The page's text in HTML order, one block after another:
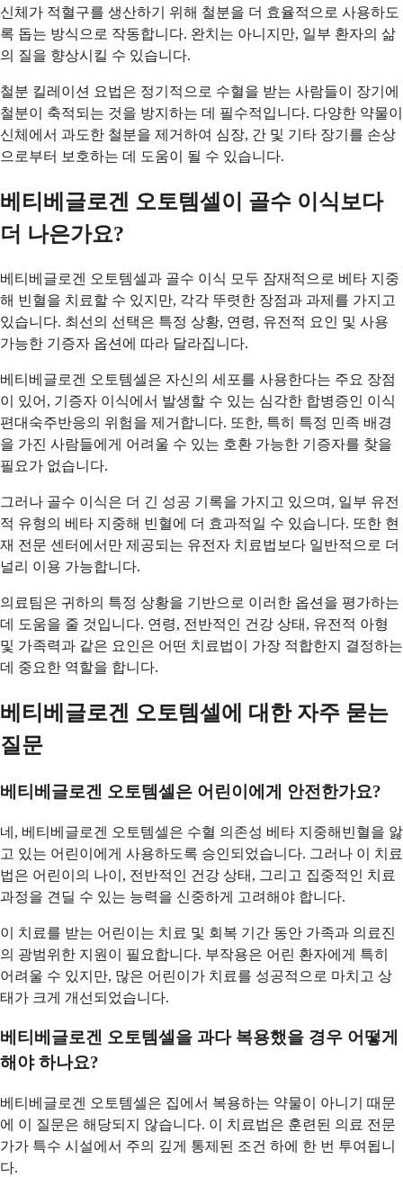
신체가 적혈구를 생산하기 위해 철분을 더 효율적으로 사용하도
록 돕는 방식으로 작동합니다. 완치는 아니지만, 일부 환자의 삶
의 질을 향상시킬 수 있습니다.
철분 킬레이션 요법은 정기적으로 수혈을 받는 사람들이 장기에
철분이 축적되는 것을 방지하는 데 필수적입니다. 다양한 약물이
신체에서 과도한 철분을 제거하여 심장, 간 및 기타 장기를 손상
으로부터 보호하는 데 도움이 될 수 있습니다.
베티베글로겐 오토템셀이 골수 이식보다
더 나은가요?
베티베글로겐 오토템셀과 골수 이식 모두 잠재적으로 베타 지중
해 빈혈을 치료할 수 있지만, 각각 뚜렷한 장점과 과제를 가지고
있습니다. 최선의 선택은 특정 상황, 연령, 유전적 요인 및 사용
가능한 기증자 옵션에 따라 달라집니다.
베티베글로겐 오토템셀은 자신의 세포를 사용한다는 주요 장점
이 있어, 기증자 이식에서 발생할 수 있는 심각한 합병증인 이식
편대숙주반응의 위험을 제거합니다. 또한, 특히 특정 민족 배경
을 가진 사람들에게 어려울 수 있는 호환 가능한 기증자를 찾을
필요가 없습니다.
그러나 골수 이식은 더 긴 성공 기록을 가지고 있으며, 일부 유전
적 유형의 베타 지중해 빈혈에 더 효과적일 수 있습니다. 또한 현
재 전문 센터에서만 제공되는 유전자 치료법보다 일반적으로 더
널리 이용 가능합니다.
의료팀은 귀하의 특정 상황을 기반으로 이러한 옵션을 평가하는
데 도움을 줄 것입니다. 연령, 전반적인 건강 상태, 유전적 아형
및 가족력과 같은 요인은 어떤 치료법이 가장 적합한지 결정하는
데 중요한 역할을 합니다.
베티베글로겐 오토템셀에 대한 자주 묻는
질문
베티베글로겐 오토템셀은 어린이에게 안전한가요?
네, 베티베글로겐 오토템셀은 수혈 의존성 베타 지중해빈혈을 앓
고 있는 어린이에게 사용하도록 승인되었습니다. 그러나 이 치료
법은 어린이의 나이, 전반적인 건강 상태, 그리고 집중적인 치료
과정을 견딜 수 있는 능력을 신중하게 고려해야 합니다.
이 치료를 받는 어린이는 치료 및 회복 기간 동안 가족과 의료진
의 광범위한 지원이 필요합니다. 부작용은 어린 환자에게 특히
어려울 수 있지만, 많은 어린이가 치료를 성공적으로 마치고 상
태가 크게 개선되었습니다.
베티베글로겐 오토템셀을 과다 복용했을 경우 어떻게
해야 하나요?
베티베글로겐 오토템셀은 집에서 복용하는 약물이 아니기 때문
에 이 질문은 해당되지 않습니다. 이 치료법은 훈련된 의료 전문
가가 특수 시설에서 주의 깊게 통제된 조건 하에 한 번 투여됩니
다.